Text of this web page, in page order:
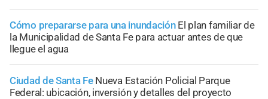
Cómo prepararse para una inundación El plan familiar de
la Municipalidad de Santa Fe para actuar antes de que
llegue el agua
Ciudad de Santa Fe Nueva Estación Policial Parque
Federal: ubicación, inversión y detalles del proyecto